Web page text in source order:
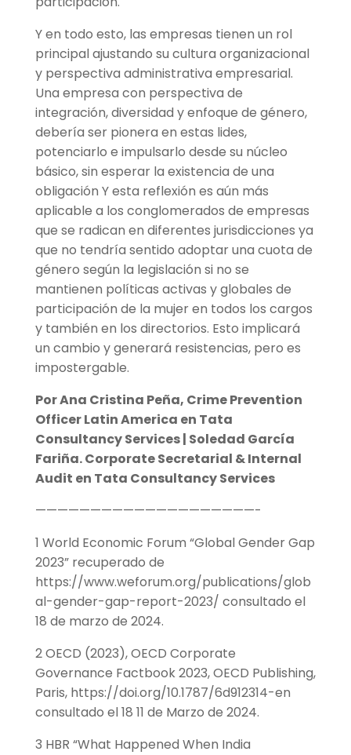
Y en todo esto, las empresas tienen un rol
principal ajustando su cultura organizacional
y perspectiva administrativa empresarial.
Una empresa con perspectiva de
integración, diversidad y enfoque de género,
debería ser pionera en estas lides,
potenciarlo e impulsarlo desde su núcleo
básico, sin esperar la existencia de una
obligación Y esta reflexión es aún más
aplicable a los conglomerados de empresas
que se radican en diferentes jurisdicciones ya
que no tendría sentido adoptar una cuota de
género según la legislación si no se
mantienen políticas activas y globales de
participación de la mujer en todos los cargos
y también en los directorios. Esto implicará
un cambio y generará resistencias, pero es
impostergable.
Por Ana Cristina Peña, Crime Prevention
Officer Latin America en Tata
Consultancy Services | Soledad García
Fariña. Corporate Secretarial & Internal
Audit en Tata Consultancy Services
————————————————————-
1 World Economic Forum “Global Gender Gap
2023” recuperado de
https://www.weforum.org/publications/glob
al-gender-gap-report-2023/ consultado el
18 de marzo de 2024.
2 OECD (2023), OECD Corporate
Governance Factbook 2023, OECD Publishing,
Paris, https://doi.org/10.1787/6d912314-en
consultado el 18 11 de Marzo de 2024.
3 HBR “What Happened When India